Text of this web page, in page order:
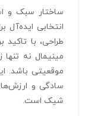
ساختار سبک و
انتخابی ایده‌آل
طراحی، با
مینیمال نه تنها
موقعیتی باشد.
سادگی و
شیک است.